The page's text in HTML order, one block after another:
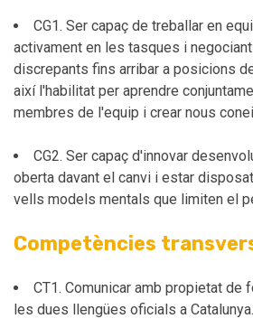
CG1. Ser capaç de treballar en
activament en les tasques i
discrepants fins arribar a posicions
així l'habilitat per aprendre
membres de l'equip i crear nous
CG2. Ser capaç d'innovar
oberta davant el canvi i estar
vells models mentals que limiten el
Competències
CT1. Comunicar amb propietat de
les dues llengües oficials a Catalunya.